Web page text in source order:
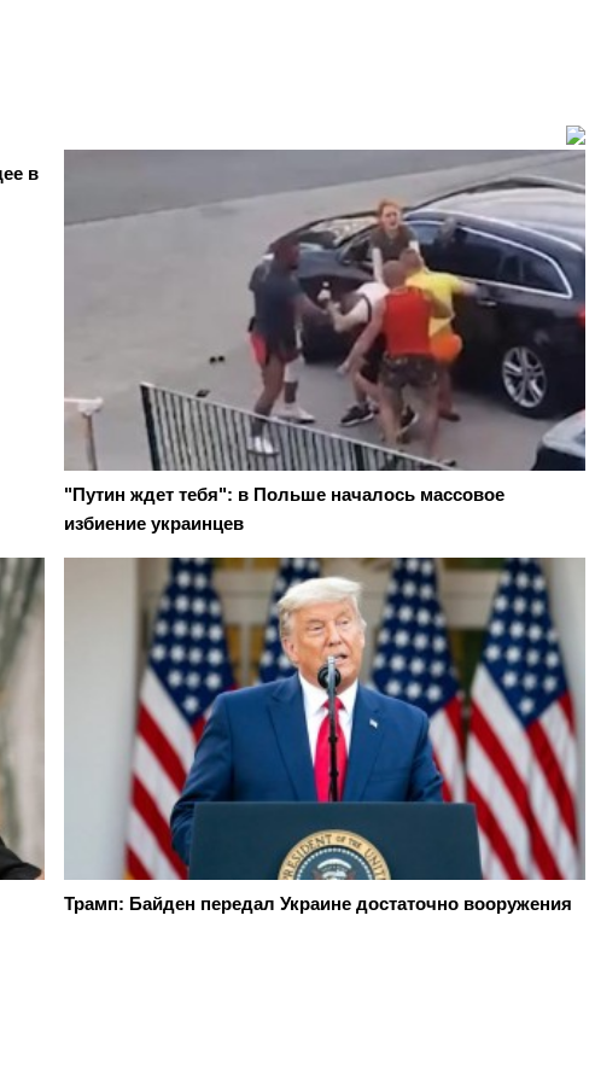
в
"Путин ждет тебя": в Польше началось массовое
избиение украинцев
Трамп: Байден передал Украине достаточно вооружения